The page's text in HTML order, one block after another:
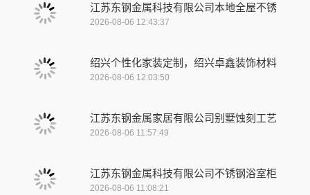
江苏东钢金属科技有限公司本地全屋不锈
2026-08-06 12:43:37
绍兴个性化家装定制，绍兴卓鑫装饰材料
2026-08-06 12:03:50
江苏东钢金属家居有限公司别墅蚀刻工艺
2026-08-06 11:57:49
江苏东钢金属科技有限公司不锈钢浴室柜
2026-08-06 11:08:21